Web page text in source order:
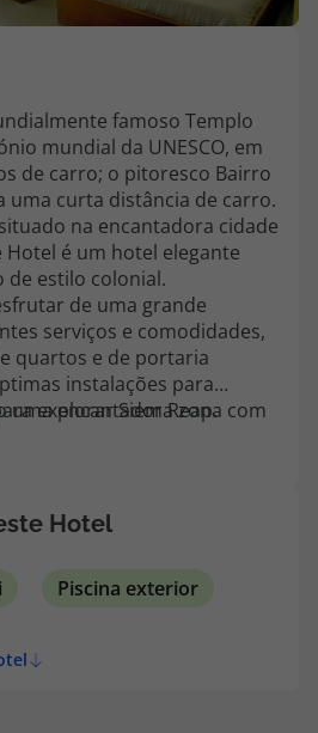
a rede fixa nacional.
Atlântico tem a preocupação de estar
maior comodidade e total facilidade
tem ainda ao seu dispor o nosso call
úteis das 10:00 às 20:00 e Sábado
famoso Templo
mundial da UNESCO, em
de carro; o pitoresco Bairro
uma curta distância de carro.
na encantadora cidade
Hotel é um hotel elegante
de estilo colonial.
de uma grande
serviços e comodidades,
quartos e de portaria
instalações para
uma encantadora zona com
explorar Siem Reap.
Hotel
Piscina exterior